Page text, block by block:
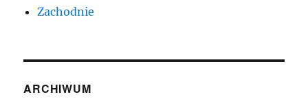
Zachodnie
ARCHIWUM